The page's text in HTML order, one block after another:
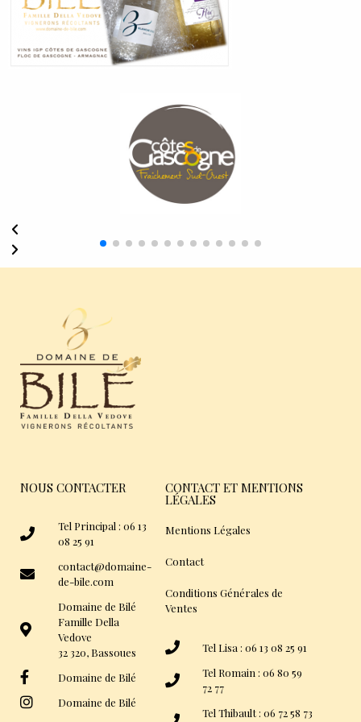
NOUS CONTACTER
Tel Principal : 06 13
08 25 91
contact@domaine-
de-bile.com
Domaine de Bilé
Famille Della
Vedove
32 320, Bassoues
Domaine de Bilé
Domaine de Bilé
CONTACT ET MENTIONS
LÉGALES
Mentions Légales
Contact
Conditions Générales de
Ventes
Tel Lisa : 06 13 08 25 91
Tel Romain : 06 80 59
72 77
Tel Thibault : 06 72 58 73